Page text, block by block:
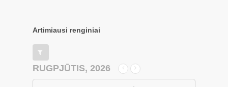
Artimiausi renginiai
RUGPJŪTIS, 2026